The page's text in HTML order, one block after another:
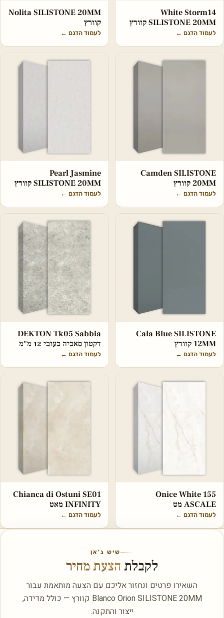
White Storm14
SILISTONE 20MM קוורץ
לעמוד הדגם ←
Nolita SILISTONE 20MM
קוורץ
לעמוד הדגם ←
Camden SILISTONE
20MM קוורץ
לעמוד הדגם ←
Pearl Jasmine
SILISTONE 20MM קוורץ
לעמוד הדגם ←
Cala Blue SILISTONE
12MM קוורץ
לעמוד הדגם ←
DEKTON Tk05 Sabbia
דקטון סאביה בעובי 12 מ"מ
לעמוד הדגם ←
Onice White 155
ASCALE מט
לעמוד הדגם ←
Chianca di Ostuni SE01
INFINITY מאט
לעמוד הדגם ←
שיש ג'אן
לקבלת הצעת מחיר
השאירו פרטים ונחזור אליכם עם הצעה מותאמת עבור
Blanco Orion SILISTONE 20MM קוורץ — כולל מדידה,
ייצור והתקנה.